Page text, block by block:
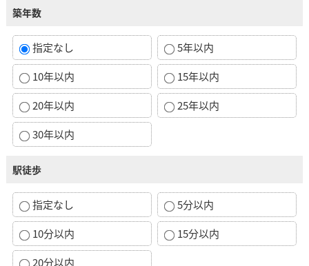
築年数
指定なし
5年以内
10年以内
15年以内
20年以内
25年以内
30年以内
駅徒歩
指定なし
5分以内
10分以内
15分以内
20分以内